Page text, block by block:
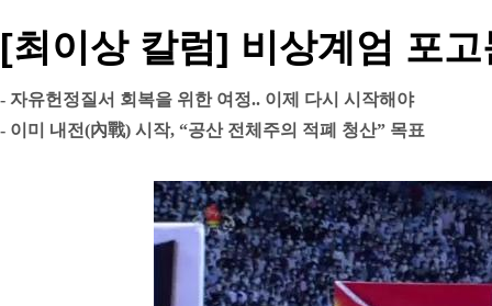
[최이상 칼럼] 비상계엄 포
- 자유헌정질서 회복을 위한 여정.. 이제 다시 시작해야
- 이미 내전(內戰) 시작, “공산 전체주의 적폐 청산” 목표